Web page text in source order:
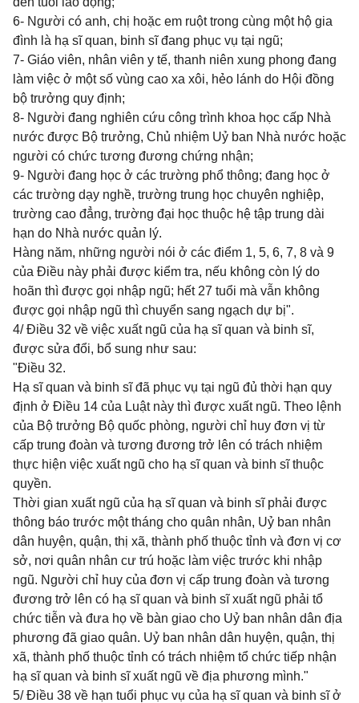
6- Người có anh, chị hoặc em ruột trong cùng một hộ gia
đình là hạ sĩ quan, binh sĩ đang phục vụ tại ngũ;
7- Giáo viên, nhân viên y tế, thanh niên xung phong đang
làm việc ở một số vùng cao xa xôi, hẻo lánh do Hội đồng
bộ trưởng quy định;
8- Người đang nghiên cứu công trình khoa học cấp Nhà
nước được Bộ trưởng, Chủ nhiệm Uỷ ban Nhà nước hoặc
người có chức tương đương chứng nhận;
9- Người đang học ở các trường phổ thông; đang học ở
các trường dạy nghề, trường trung học chuyên nghiệp,
trường cao đẳng, trường đại học thuộc hệ tập trung dài
hạn do Nhà nước quản lý.
Hàng năm, những người nói ở các điểm 1, 5, 6, 7, 8 và 9
của Điều này phải được kiểm tra, nếu không còn lý do
hoãn thì được gọi nhập ngũ; hết 27 tuổi mà vẫn không
được gọi nhập ngũ thì chuyển sang ngạch dự bị".
4/ Điều 32 về việc xuất ngũ của hạ sĩ quan và binh sĩ,
được sửa đổi, bổ sung như sau:
"Điều 32.
Hạ sĩ quan và binh sĩ đã phục vụ tại ngũ đủ thời hạn quy
định ở Điều 14 của Luật này thì được xuất ngũ. Theo lệnh
của Bộ trưởng Bộ quốc phòng, người chỉ huy đơn vị từ
cấp trung đoàn và tương đương trở lên có trách nhiệm
thực hiện việc xuất ngũ cho hạ sĩ quan và binh sĩ thuộc
quyền.
Thời gian xuất ngũ của hạ sĩ quan và binh sĩ phải được
thông báo trước một tháng cho quân nhân, Uỷ ban nhân
dân huyện, quận, thị xã, thành phố thuộc tỉnh và đơn vị cơ
sở, nơi quân nhân cư trú hoặc làm việc trước khi nhập
ngũ. Người chỉ huy của đơn vị cấp trung đoàn và tương
đương trở lên có hạ sĩ quan và binh sĩ xuất ngũ phải tổ
chức tiễn và đưa họ về bàn giao cho Uỷ ban nhân dân địa
phương đã giao quân. Uỷ ban nhân dân huyện, quận, thị
xã, thành phố thuộc tỉnh có trách nhiệm tổ chức tiếp nhận
hạ sĩ quan và binh sĩ xuất ngũ về địa phương mình."
5/ Điều 38 về hạn tuổi phục vụ của hạ sĩ quan và binh sĩ ở